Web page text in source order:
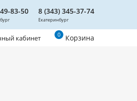
83-50 8 (343) 345-37-74
Екатеринбург
кабинет 0 Корзина